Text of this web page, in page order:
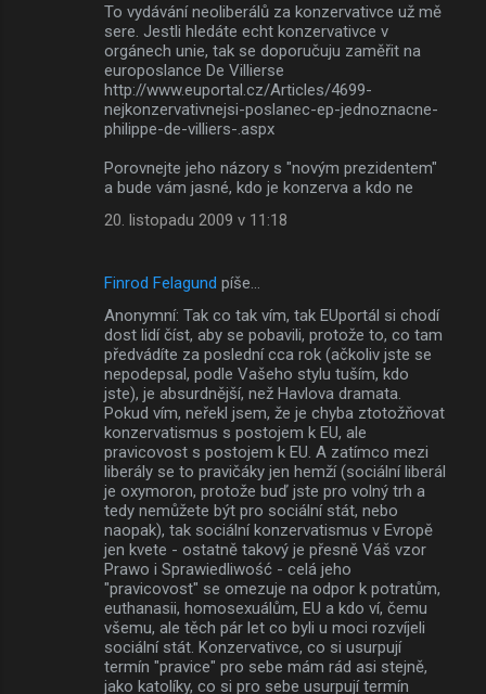
To vydávání neoliberálů za konzervativce už mě
sere. Jestli hledáte echt konzervativce v
orgánech unie, tak se doporučuju zaměřit na
europoslance De Villierse
http://www.euportal.cz/Articles/4699-
nejkonzervativnejsi-poslanec-ep-jednoznacne-
philippe-de-villiers-.aspx
Porovnejte jeho názory s "novým prezidentem"
a bude vám jasné, kdo je konzerva a kdo ne
20. listopadu 2009 v 11:18
Finrod Felagund píše…
Anonymní: Tak co tak vím, tak EUportál si chodí
dost lidí číst, aby se pobavili, protože to, co tam
předvádíte za poslední cca rok (ačkoliv jste se
nepodepsal, podle Vašeho stylu tuším, kdo
jste), je absurdnější, než Havlova dramata.
Pokud vím, neřekl jsem, že je chyba ztotožňovat
konzervatismus s postojem k EU, ale
pravicovost s postojem k EU. A zatímco mezi
liberály se to pravičáky jen hemží (sociální liberál
je oxymoron, protože buď jste pro volný trh a
tedy nemůžete být pro sociální stát, nebo
naopak), tak sociální konzervatismus v Evropě
jen kvete - ostatně takový je přesně Váš vzor
Prawo i Sprawiedliwość - celá jeho
"pravicovost" se omezuje na odpor k potratům,
euthanasii, homosexuálům, EU a kdo ví, čemu
všemu, ale těch pár let co byli u moci rozvíjeli
sociální stát. Konzervativce, co si usurpují
termín "pravice" pro sebe mám rád asi stejně,
jako katolíky, co si pro sebe usurpují termín